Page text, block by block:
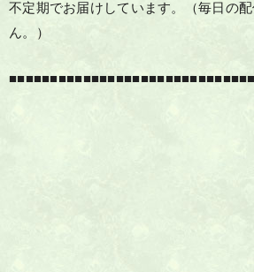
不定期でお届けしています。（毎日の
ん。）